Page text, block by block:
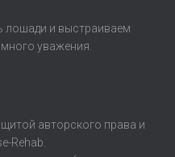
лошади и выстраиваем
уважения.
авторского права и
Rehab.